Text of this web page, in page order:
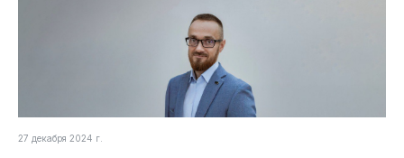
27 декабря 2024 г.